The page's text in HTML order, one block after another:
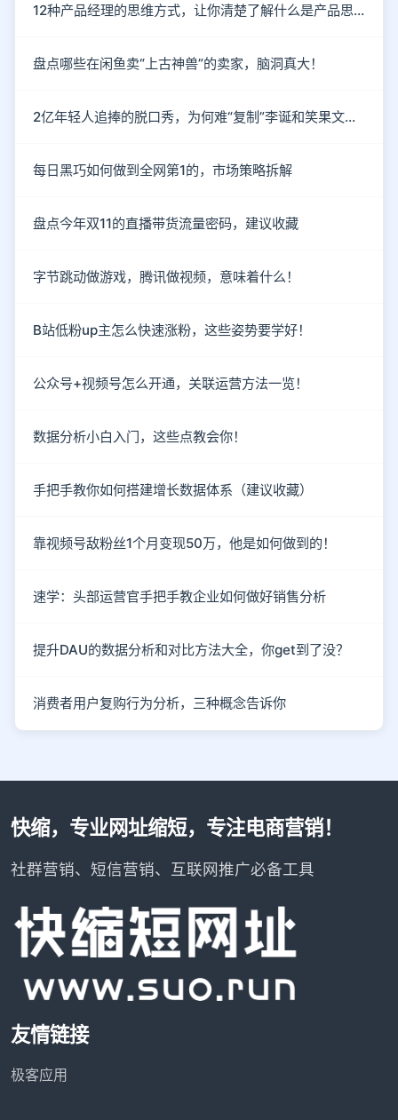
12种产品经理的思维方式，让你清楚了解什么是产品思维
盘点哪些在闲鱼卖“上古神兽”的卖家，脑洞真大！
2亿年轻人追捧的脱口秀，为何难“复制”李诞和笑果文化？
每日黑巧如何做到全网第1的，市场策略拆解
盘点今年双11的直播带货流量密码，建议收藏
字节跳动做游戏，腾讯做视频，意味着什么！
B站低粉up主怎么快速涨粉，这些姿势要学好！
公众号+视频号怎么开通，关联运营方法一览！
数据分析小白入门，这些点教会你！
手把手教你如何搭建增长数据体系（建议收藏）
靠视频号敌粉丝1个月变现50万，他是如何做到的！
速学：头部运营官手把手教企业如何做好销售分析
提升DAU的数据分析和对比方法大全，你get到了没？
消费者用户复购行为分析，三种概念告诉你
快缩，专业网址缩短，专注电商营销！
社群营销、短信营销、互联网推广必备工具
友情链接
极客应用